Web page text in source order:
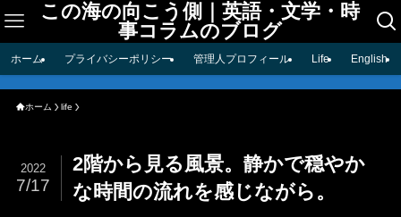
この海の向こう側｜英語・文学・時
事コラムのブログ
ホーム プライバシーポリシー 管理人プロフィール Life English
ホーム life
2階から見る風景。静かで穏やか
な時間の流れを感じながら。
2022
7/17